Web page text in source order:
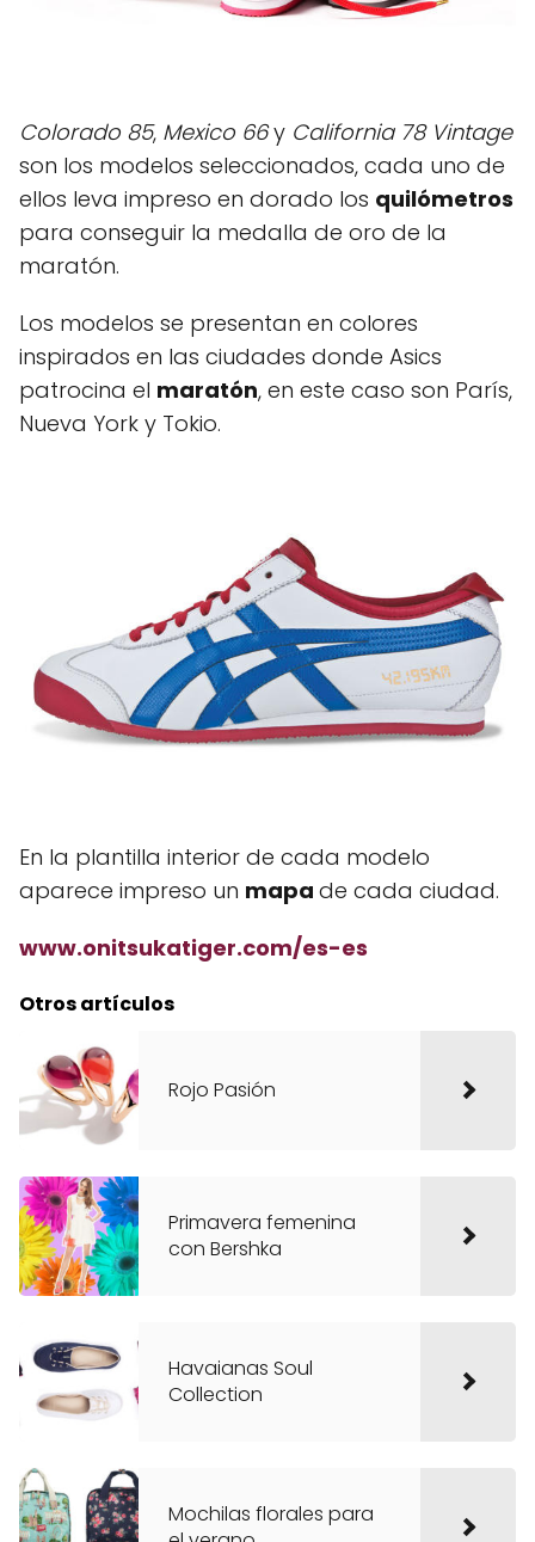
Colorado 85, Mexico 66y California 78 Vintage
son los modelos seleccionados, cada uno de
ellos leva impreso en dorado los quilómetros
para conseguir la medalla de oro de la
maratón.
Los modelos se presentan en colores
inspirados en las ciudades donde Asics
patrocina el maratón, en este caso son París,
Nueva York y Tokio.
En la plantilla interior de cada modelo
aparece impreso un mapa de cada ciudad.
www.onitsukatiger.com/es-es
Otros artículos
Rojo Pasión
Primavera femenina
con Bershka
Havaianas Soul
Collection
Mochilas florales para